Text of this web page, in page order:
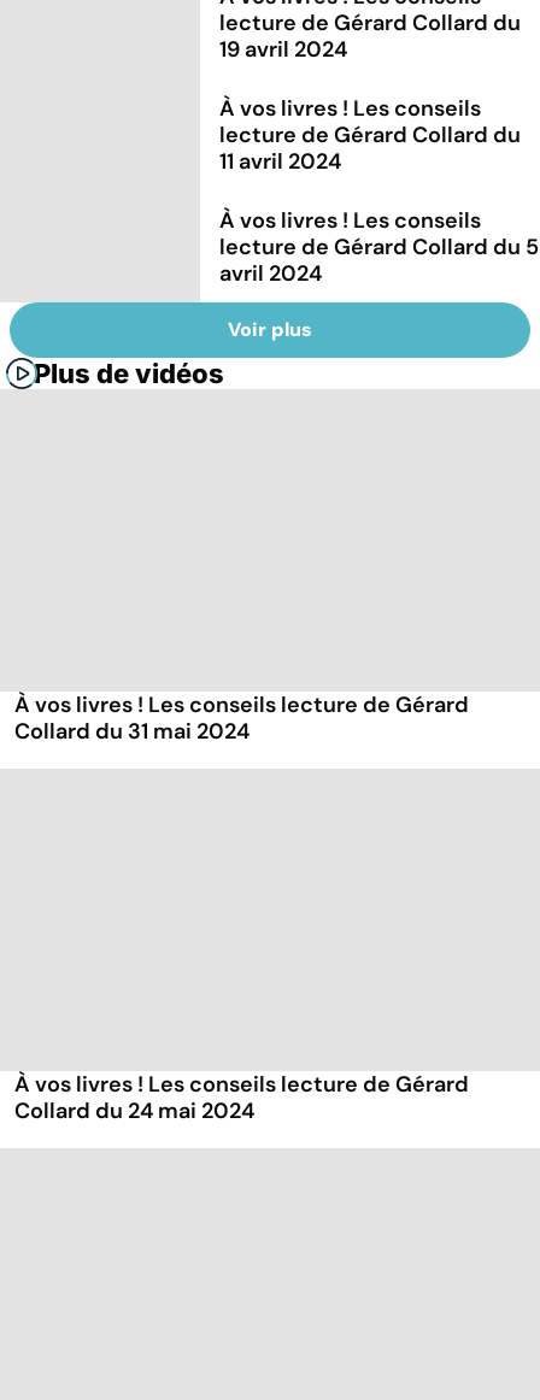
lecture de Gérard Collard du
19 avril 2024
À vos livres ! Les conseils
lecture de Gérard Collard du
11 avril 2024
À vos livres ! Les conseils
lecture de Gérard Collard du 5
avril 2024
Voir plus
Plus de vidéos
À vos livres ! Les conseils lecture de Gérard
Collard du 31 mai 2024
À vos livres ! Les conseils lecture de Gérard
Collard du 24 mai 2024